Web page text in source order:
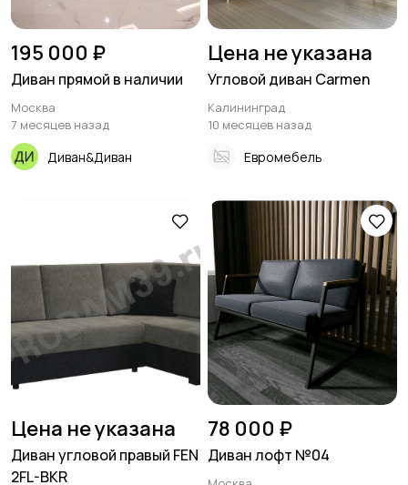
195 000 ₽
Диван прямой в наличии
Москва
7 месяцев назад
Диван&Диван
Цена не указана
Угловой диван Carmen
Калининград
10 месяцев назад
Евромебель
Цена не указана
Диван угловой правый FEN
2FL-BKR
78 000 ₽
Диван лофт №04